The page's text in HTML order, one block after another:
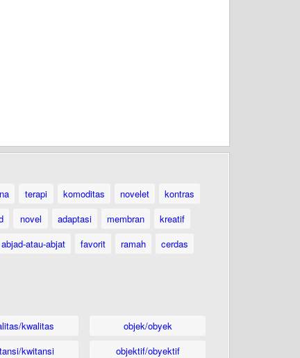
terapi komoditas novelet
kontras
novel adaptasi membran
kreatif
abjad-atau-abjat favorit ramah
cerdas
kwalitas
kwitansi
objek/obyek
objektif/obyektif